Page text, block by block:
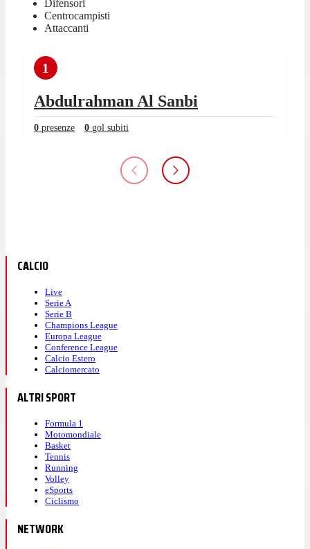
Difensori
Centrocampisti
Attaccanti
1
Abdulrahman Al Sanbi
0 presenze 0 gol subiti
CALCIO
Live
Serie A
Serie B
Champions League
Europa League
Conference League
Calcio Estero
Calciomercato
ALTRI SPORT
Formula 1
Motomondiale
Basket
Tennis
Running
Volley
eSports
Ciclismo
NETWORK